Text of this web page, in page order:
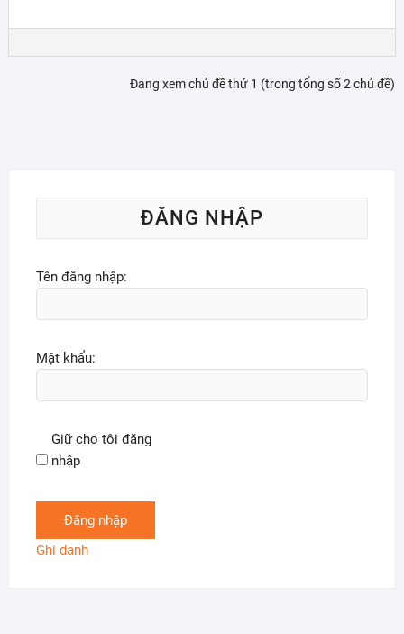
Đang xem chủ đề thứ 1 (trong tổng số 2 chủ đề)
ĐĂNG NHẬP
Tên đăng nhập:
Mật khẩu:
Giữ cho tôi đăng
nhập
Đăng nhập
Ghi danh